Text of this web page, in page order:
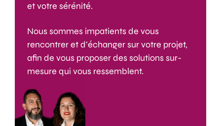
et votre sérénité.
Nous sommes impatients de vous
rencontrer et d’échanger sur votre projet,
afin de vous proposer des solutions sur-
mesure qui vous ressemblent.